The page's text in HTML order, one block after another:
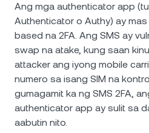
Ang mga authenticator app
Authenticator o Authy) ay
based na 2FA. Ang SMS ay
swap na atake, kung saan
attacker ang iyong mobile
numero sa isang SIM na
gumagamit ka ng SMS 2FA,
authenticator app ay sulit sa
aabutin nito.